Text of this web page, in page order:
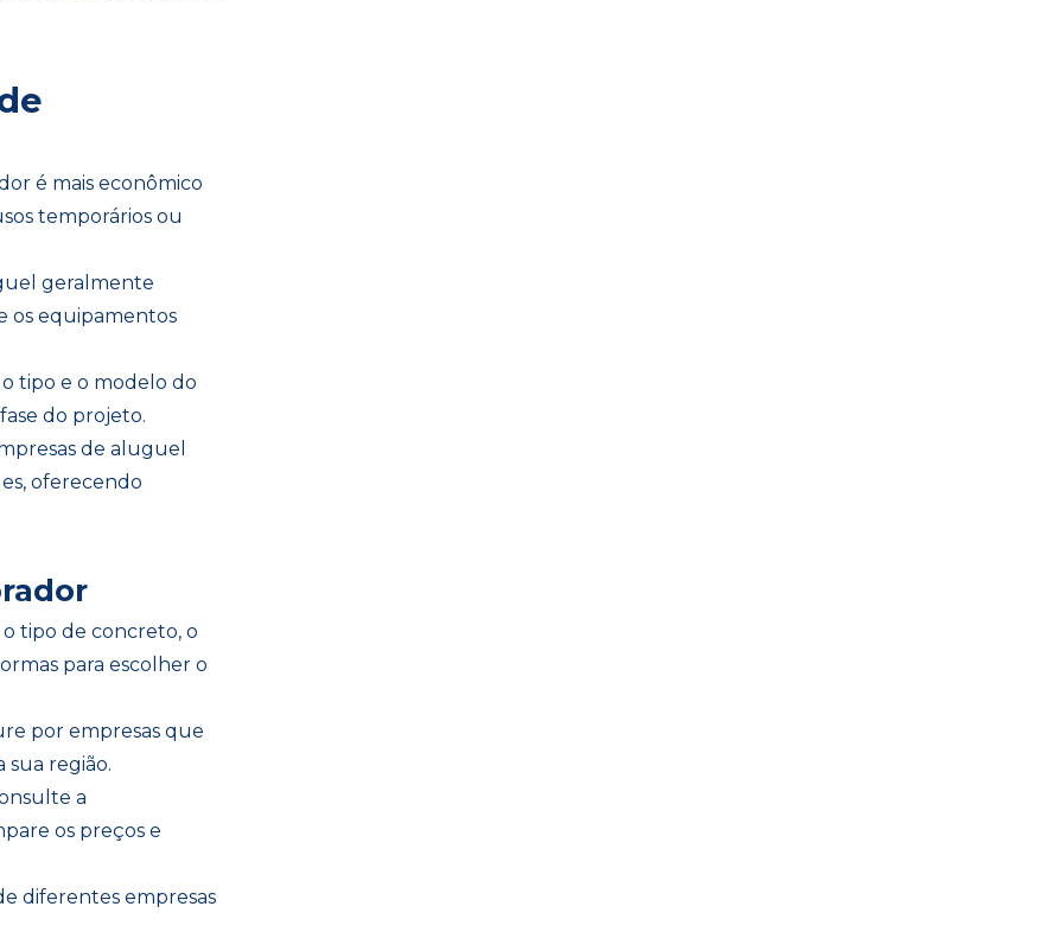
é mais econômico
temporários ou
geralmente
os equipamentos
tipo e o modelo do
do projeto.
de aluguel
oferecendo
o tipo de concreto, o
para escolher o
por empresas que
região.
a
os preços e
diferentes empresas